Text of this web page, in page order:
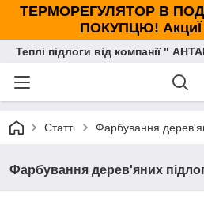
ТЕРМОРЕГУЛЯТОР В
ПОКУПЦЮ! АкциЇ
Теплі підлоги від компанії "
Статті Фарбування
Фарбування дерев'яних підлог